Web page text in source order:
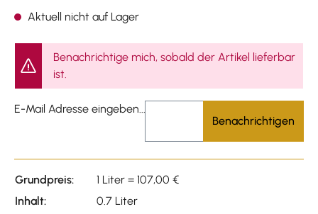
Aktuell nicht auf Lager
Benachrichtige mich, sobald der Artikel lieferbar
ist.
E-Mail Adresse eingeben...
Benachrichtigen
Grundpreis:
1 Liter = 107,00 €
Inhalt:
0.7 Liter